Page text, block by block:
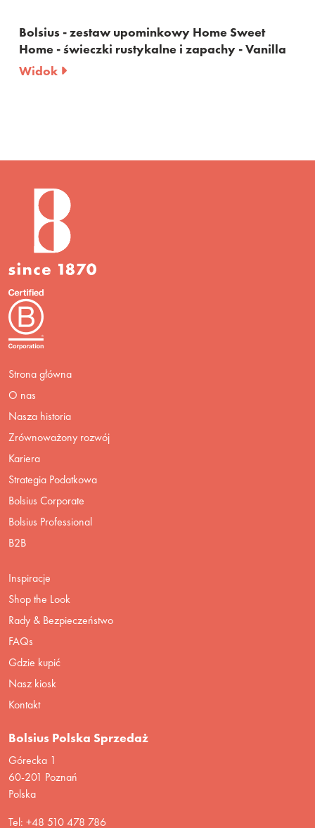
Bolsius - zestaw upominkowy Home Sweet
Home - świeczki rustykalne i zapachy - Vanilla
Widok
Strona główna
O nas
Nasza historia
Zrównoważony rozwój
Kariera
Strategia Podatkowa
Bolsius Corporate
Bolsius Professional
B2B
Inspiracje
Shop the Look
Rady & Bezpieczeństwo
FAQs
Gdzie kupić
Nasz kiosk
Kontakt
Bolsius Polska Sprzedaż
Górecka 1
60-201 Poznań
Polska
Tel: +48 510 478 786